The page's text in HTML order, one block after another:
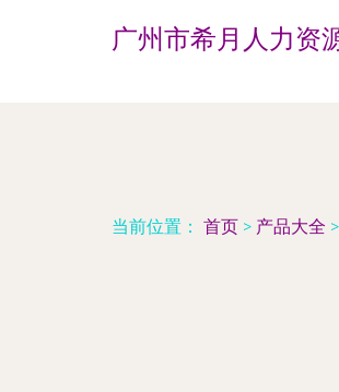
广州市希月人力资
当前位置： 首页 > 产品大全 >